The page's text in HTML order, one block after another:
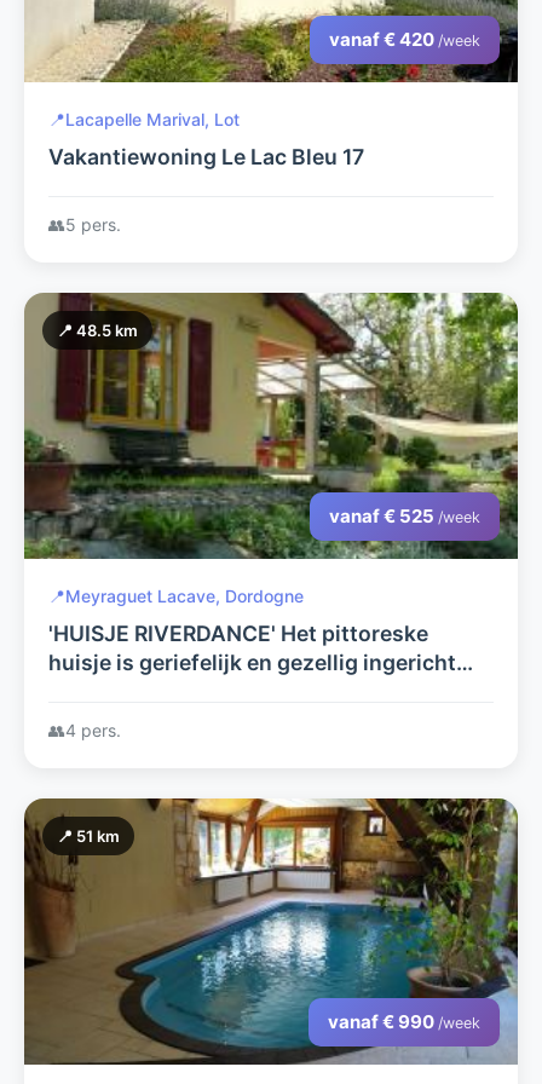
vanaf € 420 /week
📍Lacapelle Marival, Lot
Vakantiewoning Le Lac Bleu 17
👥5 pers.
📍 48.5 km
vanaf € 525 /week
📍Meyraguet Lacave, Dordogne
'HUISJE RIVERDANCE' Het pittoreske
huisje is geriefelijk en gezellig ingericht
👥4 pers.
📍 51 km
vanaf € 990 /week